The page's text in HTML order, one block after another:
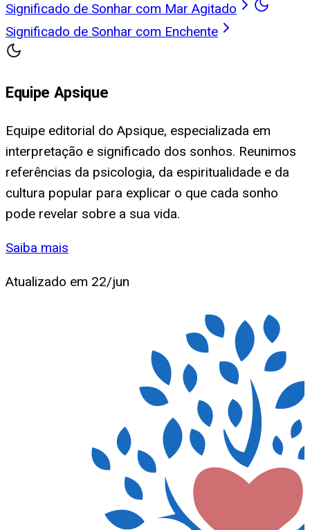
Significado de Sonhar com Mar Agitado
Significado de Sonhar com Enchente
Equipe Apsique
Equipe editorial do Apsique, especializada em
interpretação e significado dos sonhos. Reunimos
referências da psicologia, da espiritualidade e da
cultura popular para explicar o que cada sonho
pode revelar sobre a sua vida.
Saiba mais
Atualizado em 22/jun